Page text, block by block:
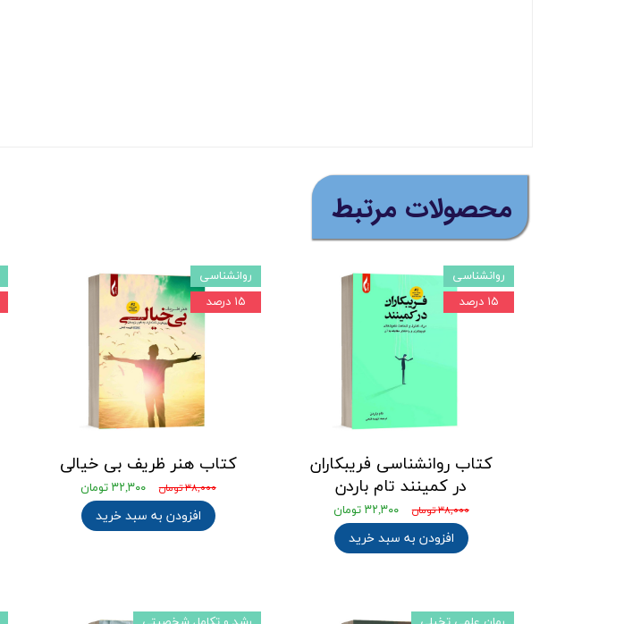
​محصولات مرتبط
کتاب روانشناسی فریبکاران
در کمینند تام باردن
۳۸,۰۰۰ تومان ۳۲,۳۰۰ تومان
افزودن به سبد خرید
روانشناسی
۱۵ درصد
کتاب هنر ظریف بی خیالی
۳۸,۰۰۰ تومان ۳۲,۳۰۰ تومان
افزودن به سبد خرید
روانشناسی
۱۵ درصد